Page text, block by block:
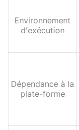
Environnement
d'exécution
Dépendance à la
plate-forme